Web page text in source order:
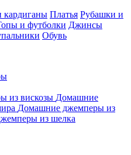
кардиганы Платья Рубашки и
и футболки Джинсы
Обувь
из вискозы Домашние
Домашние джемперы из
из шелка